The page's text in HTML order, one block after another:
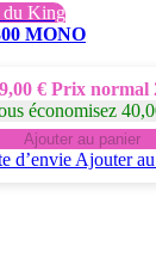
King
MONO
€ Prix normal
économisez
Ajouter au panier
d’envie Ajouter